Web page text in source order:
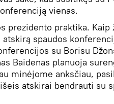
vienas.
prezidento praktika. Kaip
spaudos
su Borisu
Baidenas planuoja
minėjome anksčiau,
atskirai bendrauti su